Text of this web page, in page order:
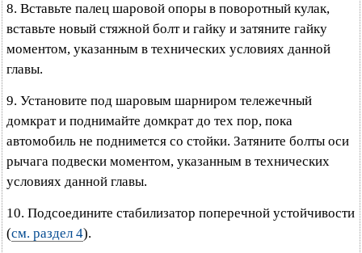
8. Вставьте палец шаровой опоры в поворотный кулак,
вставьте новый стяжной болт и гайку и затяните гайку
моментом, указанным в технических условиях данной
главы.
9. Установите под шаровым шарниром тележечный
домкрат и поднимайте домкрат до тех пор, пока
автомобиль не поднимется со стойки. Затяните болты оси
рычага подвески моментом, указанным в технических
условиях данной главы.
10. Подсоедините стабилизатор поперечной устойчивости
(см. раздел 4).